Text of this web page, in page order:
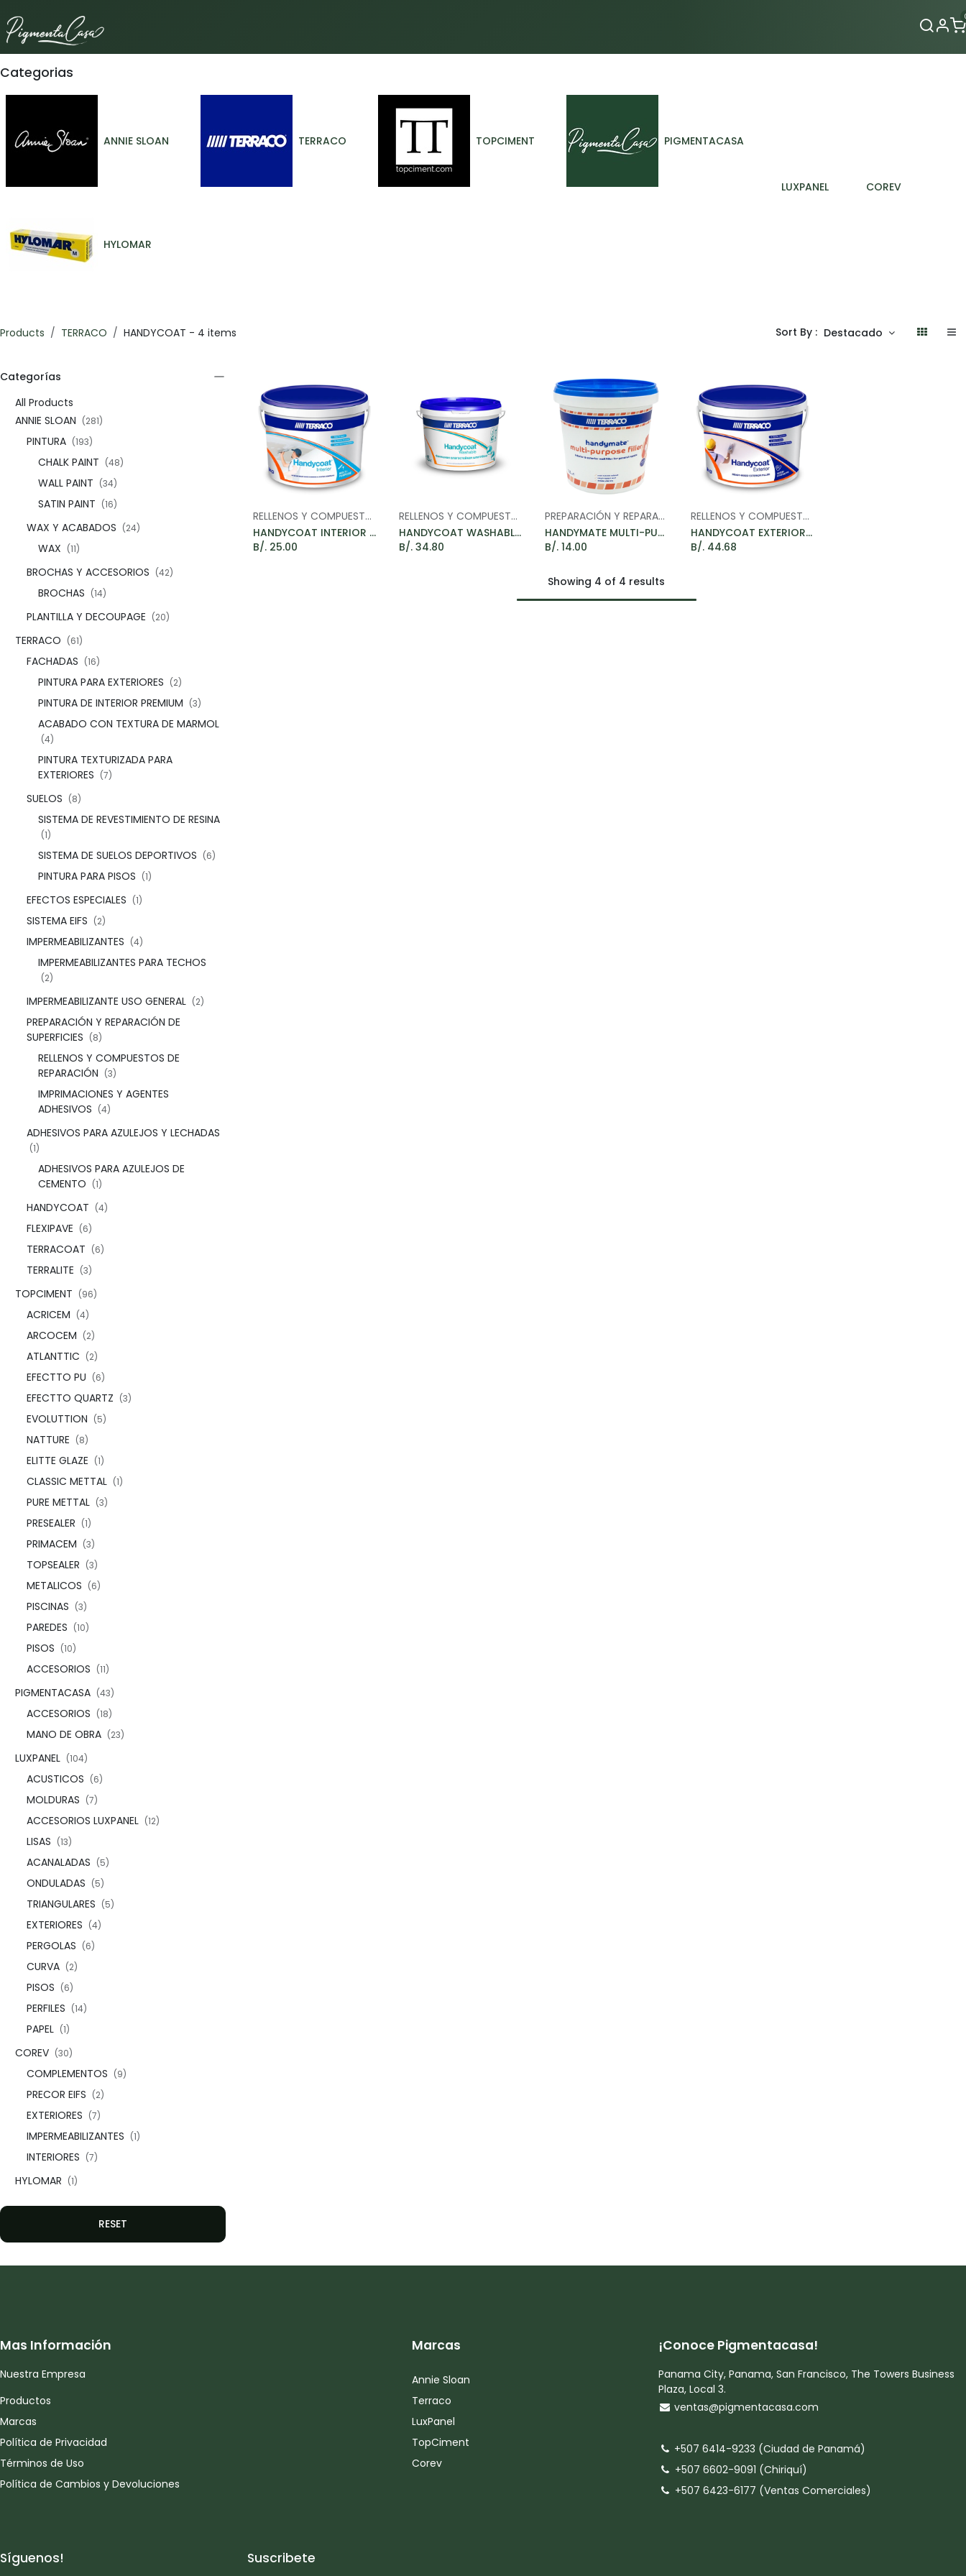
Categorias
ANNIE SLOAN TERRACO TOPCIMENT PIGMENTACASA
LUXPANEL COREV
HYLOMAR
Products TERRACO HANDYCOAT - 4 items Sort By : Destacado
Categorías​
All Products
ANNIE SLOAN (281)
PINTURA (193)
CHALK PAINT (48)
WALL PAINT (34)
SATIN PAINT (16)
WAX Y ACABADOS (24)
WAX (11)
BROCHAS Y ACCESORIOS (42)
BROCHAS (14)
PLANTILLA Y DECOUPAGE (20)
TERRACO (61)
FACHADAS (16)
PINTURA PARA EXTERIORES (2)
PINTURA DE INTERIOR PREMIUM (3)
ACABADO CON TEXTURA DE MARMOL
(4)
PINTURA TEXTURIZADA PARA
EXTERIORES (7)
SUELOS (8)
SISTEMA DE REVESTIMIENTO DE RESINA
(1)
SISTEMA DE SUELOS DEPORTIVOS (6)
PINTURA PARA PISOS (1)
EFECTOS ESPECIALES (1)
SISTEMA EIFS (2)
IMPERMEABILIZANTES (4)
IMPERMEABILIZANTES PARA TECHOS
(2)
IMPERMEABILIZANTE USO GENERAL (2)
PREPARACIÓN Y REPARACIÓN DE
SUPERFICIES (8)
RELLENOS Y COMPUESTOS DE
REPARACIÓN (3)
IMPRIMACIONES Y AGENTES
ADHESIVOS (4)
ADHESIVOS PARA AZULEJOS Y LECHADAS
(1)
ADHESIVOS PARA AZULEJOS DE
CEMENTO (1)
HANDYCOAT (4)
FLEXIPAVE (6)
TERRACOAT (6)
TERRALITE (3)
TOPCIMENT (96)
ACRICEM (4)
ARCOCEM (2)
ATLANTTIC (2)
EFECTTO PU (6)
EFECTTO QUARTZ (3)
EVOLUTTION (5)
NATTURE (8)
ELITTE GLAZE (1)
CLASSIC METTAL (1)
PURE METTAL (3)
PRESEALER (1)
PRIMACEM (3)
TOPSEALER (3)
METALICOS (6)
PISCINAS (3)
PAREDES (10)
PISOS (10)
ACCESORIOS (11)
PIGMENTACASA (43)
ACCESORIOS (18)
MANO DE OBRA (23)
LUXPANEL (104)
ACUSTICOS (6)
MOLDURAS (7)
ACCESORIOS LUXPANEL (12)
LISAS (13)
ACANALADAS (5)
ONDULADAS (5)
TRIANGULARES (5)
EXTERIORES (4)
PERGOLAS (6)
CURVA (2)
PISOS (6)
PERFILES (14)
PAPEL (1)
COREV (30)
COMPLEMENTOS (9)
PRECOR EIFS (2)
EXTERIORES (7)
IMPERMEABILIZANTES (1)
INTERIORES (7)
HYLOMAR (1)
RESET
Add to Cart
RELLENOS Y COMPUESTOS DE REPARACIÓN
HANDYCOAT INTERIOR - PASTA DE GYPSUM PARA INTERIORES 25KG
B/. 25.00
RELLENOS Y COMPUESTOS DE REPARACIÓN
HANDYCOAT WASHABLE - PASTA DE GYPSUM LAVABLE PARA BAÑOS Y COCINAS 25KG
B/. 34.80
Add to Cart
PREPARACIÓN Y REPARACIÓN DE SUPERFICIES
HANDYMATE MULTI-PURPOSE FILLER - PASTA MULTIPROPOSITO 1L
B/.14.00
Add to Cart
RELLENOS Y COMPUESTOS DE REPARACIÓN
HANDYCOAT EXTERIOR - PASTA DE GYPSUM PARA EXTERIORES 25KG
B/. 44.68
Showing 4 of 4 results
Mas Información
Nuestra Empresa
Productos
Marcas
Política de Privacidad
Términos de Uso
Política de Cambios y Devoluciones
Marcas
Annie Sloan
Terraco
LuxPanel
TopCiment
Corev
¡Conoce Pigmentacasa!
Panama City, Panama, San Francisco, The Towers Business
Plaza, Local 3.
ventas@pigmentacasa.com
+507 6414-9233 (Ciudad de Panamá)
+507 6602-9091 (Chiriquí)
+507 6423-6177 (Ventas Comerciales)
Síguenos! Suscribete